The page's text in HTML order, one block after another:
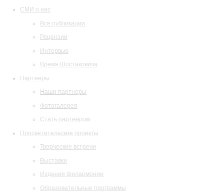
СМИ о нас
Все публикации
Рецензии
Интервью
Время Шостаковича
Партнеры
Наши партнеры
Фотогалерея
Стать партнером
Просветительские проекты
Творческие встречи
Выставки
Издания филармонии
Образовательные программы